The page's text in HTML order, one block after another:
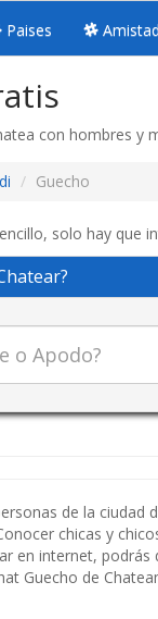
Paises Amistad
con hombres y
Guecho
solo hay
de la
chicas y
en internet,
Guecho de